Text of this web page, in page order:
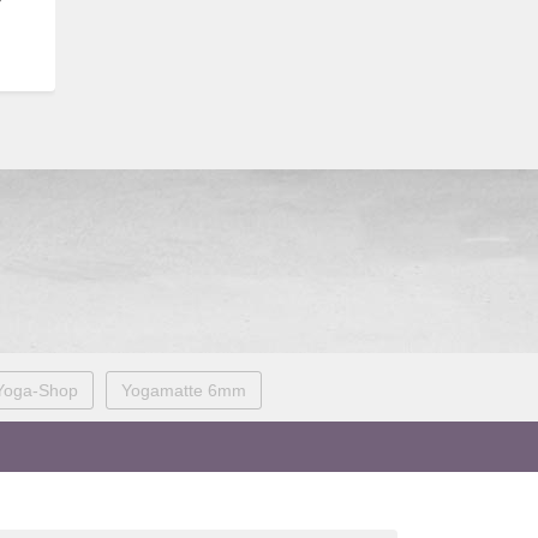
Shop Yogamatte 6mm